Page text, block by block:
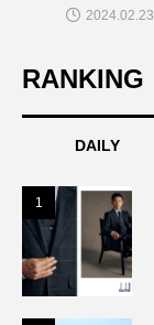
2024.02.23
RANKING
DAILY
1